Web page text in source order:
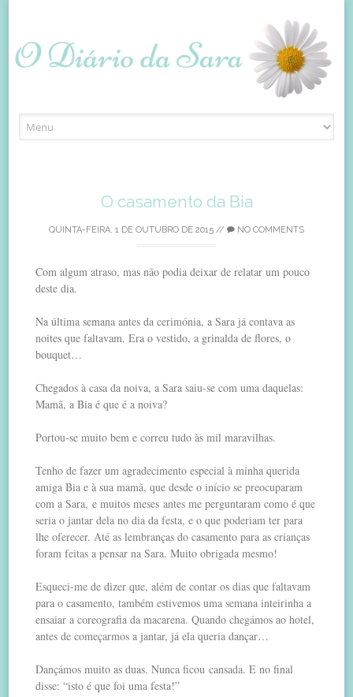
to
O casamento da Bia
QUINTA-FEIRA, 1 DE OUTUBRO DE 2015 // NO COMMENTS
Com algum atraso, mas não podia deixar de relatar um pouco
deste dia.
Na última semana antes da cerimónia, a Sara já contava as
noites que faltavam. Era o vestido, a grinalda de flores, o
bouquet…
Chegados à casa da noiva, a Sara saiu-se com uma daquelas:
Mamã, a Bia é que é a noiva?
Portou-se muito bem e correu tudo às mil maravilhas.
Tenho de fazer um agradecimento especial à minha querida
amiga Bia e à sua mamã, que desde o início se preocuparam
com a Sara, e muitos meses antes me perguntaram como é que
seria o jantar dela no dia da festa, e o que poderiam ter para
lhe oferecer. Até as lembranças do casamento para as crianças
foram feitas a pensar na Sara. Muito obrigada mesmo!
Esqueci-me de dizer que, além de contar os dias que faltavam
para o casamento, também estivemos uma semana inteirinha a
ensaiar a coreografia da macarena. Quando chegámos ao hotel,
antes de começarmos a jantar, já ela queria dançar…
Dançámos muito as duas. Nunca ficou cansada. E no final
disse: “isto é que foi uma festa!”